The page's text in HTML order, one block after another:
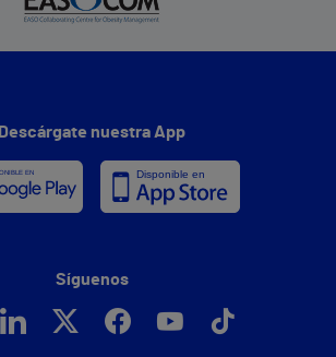
Descárgate nuestra App
Síguenos